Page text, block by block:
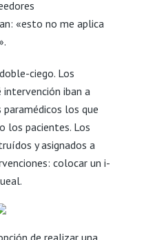
«esto no me aplica
ciego. Los
intervención iban a
los que
los pacientes. Los
y asignados a
colocar un i-
de realizar una